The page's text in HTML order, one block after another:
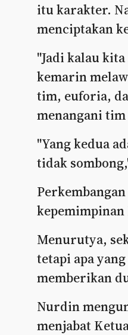
itu karakter.
menciptakan
"Jadi kalau
kemarin
tim, euforia,
menangani
"Yang kedua
tidak
Menurutya,
tetapi apa
memberikan
Nurdin
menjabat